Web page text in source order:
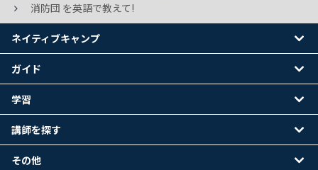
消防団 を英語で教えて!
ネイティブキャンプ
ガイド
学習
講師を探す
その他